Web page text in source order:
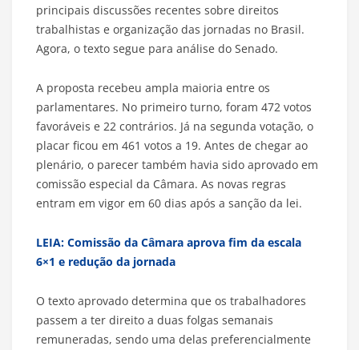
principais discussões recentes sobre direitos
trabalhistas e organização das jornadas no Brasil.
Agora, o texto segue para análise do Senado.
A proposta recebeu ampla maioria entre os
parlamentares. No primeiro turno, foram 472 votos
favoráveis e 22 contrários. Já na segunda votação, o
placar ficou em 461 votos a 19. Antes de chegar ao
plenário, o parecer também havia sido aprovado em
comissão especial da Câmara. As novas regras
entram em vigor em 60 dias após a sanção da lei.
LEIA: Comissão da Câmara aprova fim da escala
6×1 e redução da jornada
O texto aprovado determina que os trabalhadores
passem a ter direito a duas folgas semanais
remuneradas, sendo uma delas preferencialmente